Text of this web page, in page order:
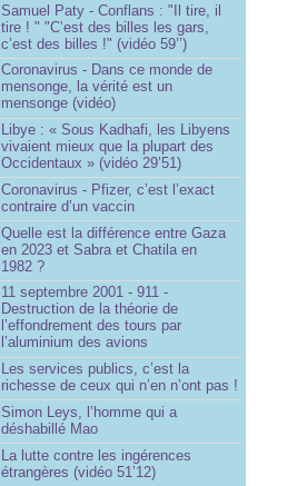
Samuel Paty - Conflans : "Il tire, il
tire ! " "C’est des billes les gars,
c’est des billes !" (vidéo 59’’)
Coronavirus - Dans ce monde de
mensonge, la vérité est un
mensonge (vidéo)
Libye : « Sous Kadhafi, les Libyens
vivaient mieux que la plupart des
Occidentaux » (vidéo 29’51)
Coronavirus - Pfizer, c’est l’exact
contraire d’un vaccin
Quelle est la différence entre Gaza
en 2023 et Sabra et Chatila en
1982 ?
11 septembre 2001 - 911 -
Destruction de la théorie de
l’effondrement des tours par
l’aluminium des avions
Les services publics, c’est la
richesse de ceux qui n’en n’ont pas !
Simon Leys, l’homme qui a
déshabillé Mao
La lutte contre les ingérences
étrangères (vidéo 51’12)